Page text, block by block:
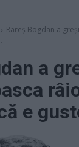
Rareș Bogdan a
a
e